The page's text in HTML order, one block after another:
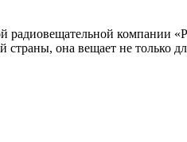
радиовещательной
она вещает не